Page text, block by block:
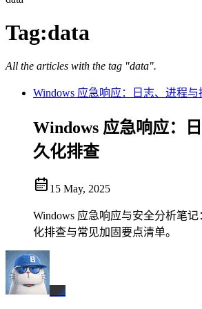
Tag:data
All the articles with the tag "data".
Windows 应急响应：日志、进程
Windows 应急响应：
久化排查
15 May, 2025
Windows 应急响应与安全分析笔
化排查与常见加固要点清单。
BX